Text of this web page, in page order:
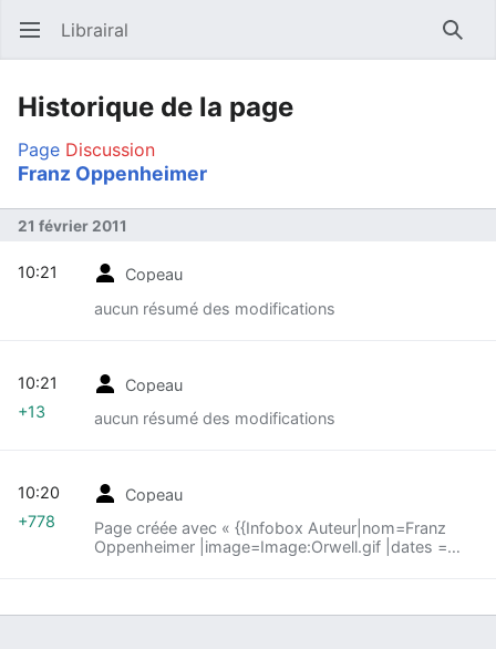
Ouvrir le menu principal Librairal
Historique de la page
Page Discussion
Franz Oppenheimer
21 février 2011
Copeau
aucun résumé des modifications
10:21
Copeau
aucun résumé des modifications
10:21
+13
Copeau
Page créée avec « {{Infobox Auteur|nom=Franz
Oppenheimer |image=Image:Orwell.gif |dates =
10:20
+778